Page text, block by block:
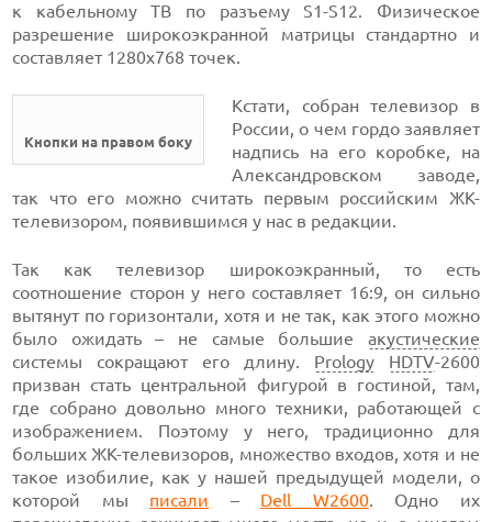
к кабельному ТВ по разъему S1-S12. Физическое
разрешение широкоэкранной матрицы стандартно и
составляет 1280х768 точек.
Кнопки на правом боку
Кстати, собран телевизор в
России, о чем гордо заявляет
надпись на его коробке, на
Александровском заводе,
так что его можно считать первым российским ЖК-
телевизором, появившимся у нас в редакции.
Так как телевизор широкоэкранный, то есть
соотношение сторон у него составляет 16:9, он сильно
вытянут по горизонтали, хотя и не так, как этого можно
было ожидать – не самые большие акустические
системы сокращают его длину. Prology HDTV-2600
призван стать центральной фигурой в гостиной, там,
где собрано довольно много техники, работающей с
изображением. Поэтому у него, традиционно для
больших ЖК-телевизоров, множество входов, хотя и не
такое изобилие, как у нашей предыдущей модели, о
которой мы писали – Dell W2600. Одно их